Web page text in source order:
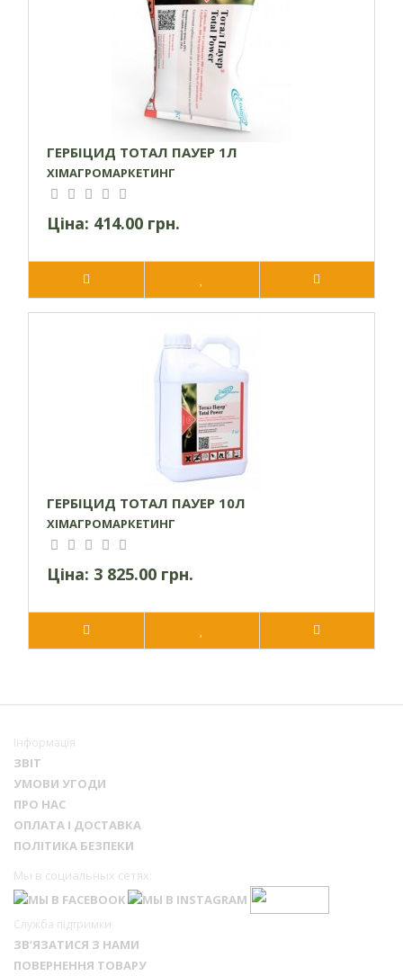
ГЕРБІЦИД ТОТАЛ ПАУЕР 1Л
ХІМАГРОМАРКЕТИНГ
Ціна: 414.00 грн.
ГЕРБІЦИД ТОТАЛ ПАУЕР 10Л
ХІМАГРОМАРКЕТИНГ
Ціна: 3 825.00 грн.
Інформація
ЗВІТ
УМОВИ УГОДИ
ПРО НАС
ОПЛАТА І ДОСТАВКА
ПОЛІТИКА БЕЗПЕКИ
Мы в социальных сетях:
Служба підтримки
ЗВ’ЯЗАТИСЯ З НАМИ
ПОВЕРНЕННЯ ТОВАРУ